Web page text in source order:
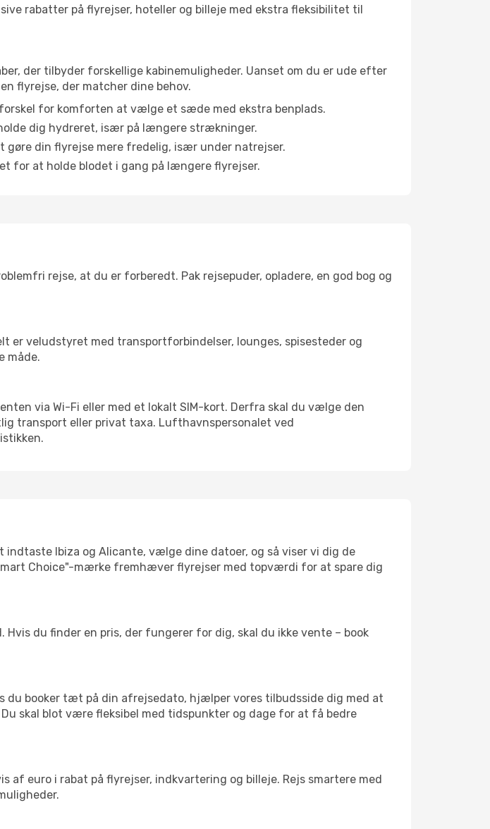
rabatter på flyrejser, hoteller og billeje med ekstra fleksibilitet til
der tilbyder forskellige kabinemuligheder. Uanset om du er ude efter
flyrejse, der matcher dine behov.
for komforten at vælge et sæde med ekstra benplads.
dig hydreret, især på længere strækninger.
gøre din flyrejse mere fredelig, især under natrejser.
for at holde blodet i gang på længere flyrejser.
rejse, at du er forberedt. Pak rejsepuder, opladere, en god bog og
er veludstyret med transportforbindelser, lounges, spisesteder og
måde.
via Wi-Fi eller med et lokalt SIM-kort. Derfra skal du vælge den
transport eller privat taxa. Lufthavnspersonalet ved
indtaste Ibiza og Alicante, vælge dine datoer, og så viser vi dig de
Choice"-mærke fremhæver flyrejser med topværdi for at spare dig
du finder en pris, der fungerer for dig, skal du ikke vente – book
du booker tæt på din afrejsedato, hjælper vores tilbudsside dig med at
skal blot være fleksibel med tidspunkter og dage for at få bedre
af euro i rabat på flyrejser, indkvartering og billeje. Rejs smartere med